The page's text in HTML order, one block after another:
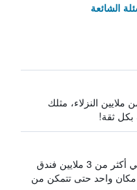
الشائعة
ملايين النزلاء، مثلك
بكل ثقة!
يبحث HotelsCombined في أكثر من 3 ملايين فندق
واحد حتى تتمكن من